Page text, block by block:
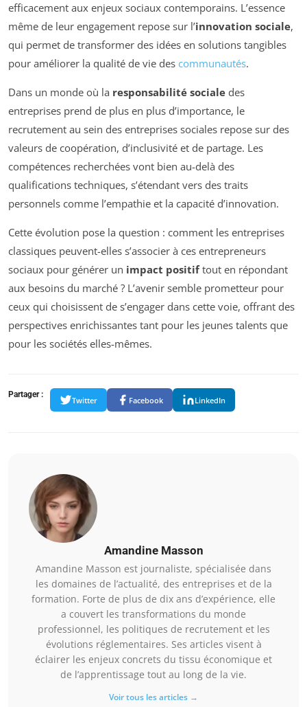
efficacement aux enjeux sociaux contemporains. L’essence
même de leur engagement repose sur l’innovation sociale,
qui permet de transformer des idées en solutions tangibles
pour améliorer la qualité de vie des communautés.
Dans un monde où la responsabilité sociale des
entreprises prend de plus en plus d’importance, le
recrutement au sein des entreprises sociales repose sur des
valeurs de coopération, d’inclusivité et de partage. Les
compétences recherchées vont bien au-delà des
qualifications techniques, s’étendant vers des traits
personnels comme l’empathie et la capacité d’innovation.
Cette évolution pose la question : comment les entreprises
classiques peuvent-elles s’associer à ces entrepreneurs
sociaux pour générer un impact positiftout en répondant
aux besoins du marché ? L’avenir semble prometteur pour
ceux qui choisissent de s’engager dans cette voie, offrant des
perspectives enrichissantes tant pour les jeunes talents que
pour les sociétés elles-mêmes.
Partager :
Twitter Facebook LinkedIn
Amandine Masson
Amandine Masson est journaliste, spécialisée dans
les domaines de l’actualité, des entreprises et de la
formation. Forte de plus de dix ans d’expérience, elle
a couvert les transformations du monde
professionnel, les politiques de recrutement et les
évolutions réglementaires. Ses articles visent à
éclairer les enjeux concrets du tissu économique et
de l’apprentissage tout au long de la vie.
Voir tous les articles →